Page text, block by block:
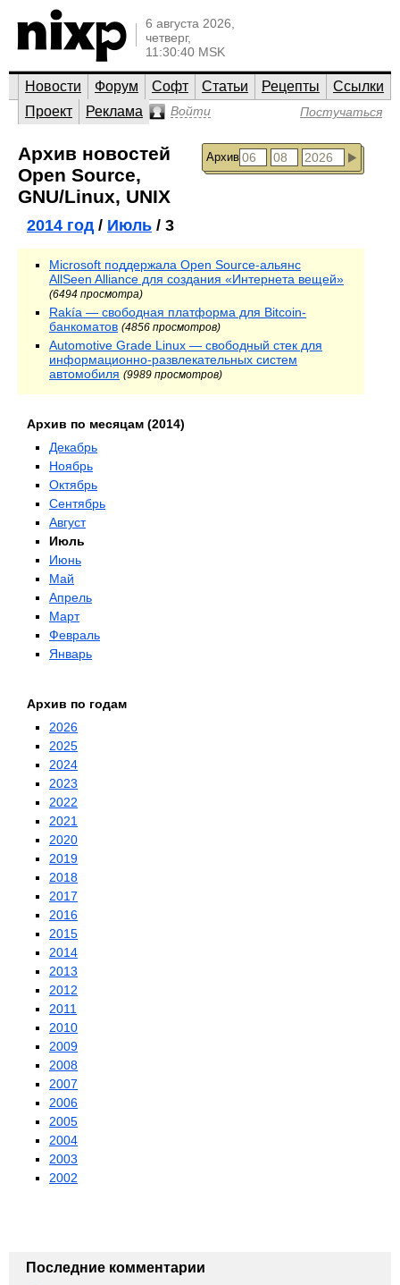
6 августа 2026,
четверг,
11:30:40 MSK
Новости Форум Софт Статьи Рецепты
Ссылки
Проект
Реклама Войти Постучаться
Архив
Архив новостей
Open Source,
GNU/Linux, UNIX
2014 год/ Июль / 3
Microsoft поддержала Open Source-альянс
AllSeen Alliance для создания «Интернета вещей»
(6494 просмотра)
Rakía — свободная платформа для Bitcoin-
банкоматов (4856 просмотров)
Automotive Grade Linux — свободный стек для
информационно-развлекательных систем
автомобиля (9989 просмотров)
Архив по месяцам (2014)
Декабрь
Ноябрь
Октябрь
Сентябрь
Август
Июль
Июнь
Май
Апрель
Март
Февраль
Январь
Архив по годам
2026
2025
2024
2023
2022
2021
2020
2019
2018
2017
2016
2015
2014
2013
2012
2011
2010
2009
2008
2007
2006
2005
2004
2003
2002
Последние комментарии